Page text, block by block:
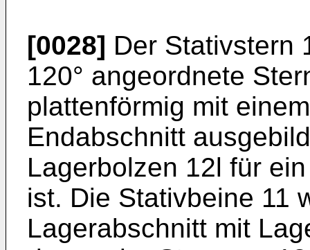
[0028] Der Stativstern
120° angeordnete
plattenförmig mit
Endabschnitt
Lagerbolzen 12l für
ist. Die Stativbeine 11
Lagerabschnitt mit